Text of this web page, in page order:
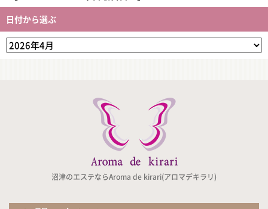
日付から選ぶ
沼津のエステならAroma de kirari(アロマデキラリ)